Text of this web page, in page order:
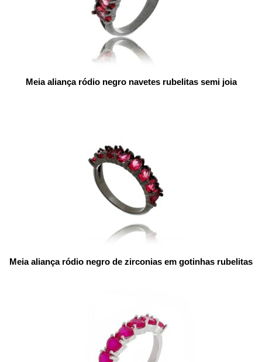
Meia aliança ródio negro navetes rubelitas semi joia
Meia aliança ródio negro de zirconias em gotinhas rubelitas